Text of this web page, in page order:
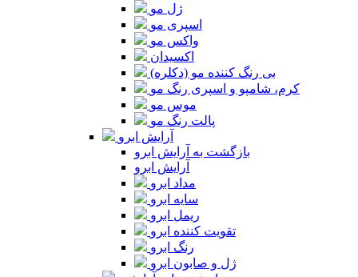
ژل مو
اسپری مو
واکس مو
اکسیدان
بی رنگ کننده مو (دکلره)
کرم، شامپو و اسپری رنگ مو
موس مو
پالت رنگ مو
آرایش ابرو
بازگشت به آرایش ابرو
آرایش ابرو
مداد ابرو
سایه ابرو
ریمل ابرو
تقویت کننده ابرو
رنگ ابرو
ژل و صابون ابرو